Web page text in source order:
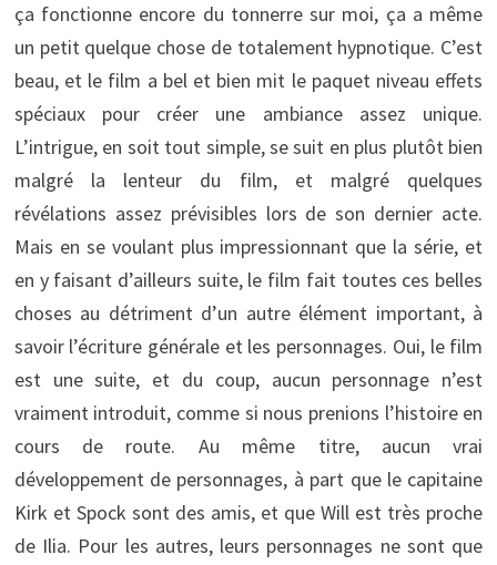
ça fonctionne encore du tonnerre sur moi, ça a même
un petit quelque chose de totalement hypnotique. C’est
beau, et le film a bel et bien mit le paquet niveau effets
spéciaux pour créer une ambiance assez unique.
L’intrigue, en soit tout simple, se suit en plus plutôt bien
malgré la lenteur du film, et malgré quelques
révélations assez prévisibles lors de son dernier acte.
Mais en se voulant plus impressionnant que la série, et
en y faisant d’ailleurs suite, le film fait toutes ces belles
choses au détriment d’un autre élément important, à
savoir l’écriture générale et les personnages. Oui, le film
est une suite, et du coup, aucun personnage n’est
vraiment introduit, comme si nous prenions l’histoire en
cours de route. Au même titre, aucun vrai
développement de personnages, à part que le capitaine
Kirk et Spock sont des amis, et que Will est très proche
de Ilia. Pour les autres, leurs personnages ne sont que